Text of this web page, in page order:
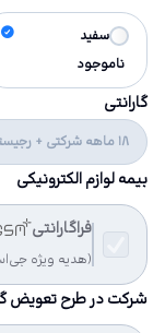
سفید
ناموجود
گارانتی
18 ماهه شرکتی + رجیستری
بیمه لوازم الکترونیکی
فراگارانتی
(هدیه ویژه
شرکت در طرح تعویض